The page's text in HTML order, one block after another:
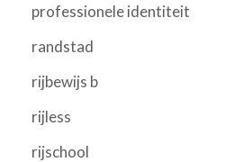
professionele identiteit
randstad
rijbewijs b
rijless
rijschool